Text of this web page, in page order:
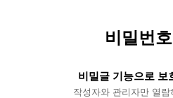
비밀번
비밀글 기능으로 보
작성자와 관리자만 열